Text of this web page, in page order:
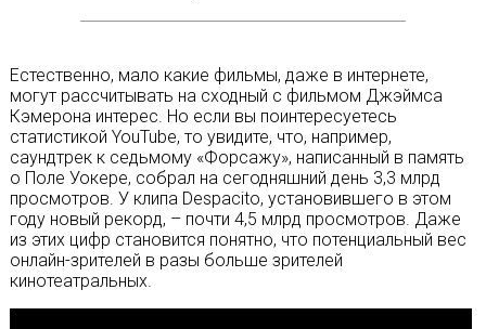
Естественно, мало какие фильмы, даже в интернете,
могут рассчитывать на сходный с фильмом Джэймса
Кэмерона интерес. Но если вы поинтересуетесь
статистикой YouTube, то увидите, что, например,
саундтрек к седьмому «Форсажу», написанный в память
о Поле Уокере, собрал на сегодняшний день 3,3 млрд
просмотров. У клипа Despaсito, установившего в этом
году новый рекорд, – почти 4,5 млрд просмотров. Даже
из этих цифр становится понятно, что потенциальный вес
онлайн-зрителей в разы больше зрителей
кинотеатральных.